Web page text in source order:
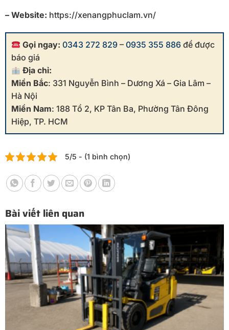
– Website: https://xenangphuclam.vn/
Gọi ngay: 0343 272 829 –0935 355 886 để được
báo giá
Địa chỉ:
Miền Bắc: 331 Nguyễn Bình – Dương Xá – Gia Lâm –
Hà Nội
Miền Nam: 188 Tổ 2, KP Tân Ba, Phường Tân Đông
Hiệp, TP. HCM
5/5 - (1 bình chọn)
Bài viết liên quan